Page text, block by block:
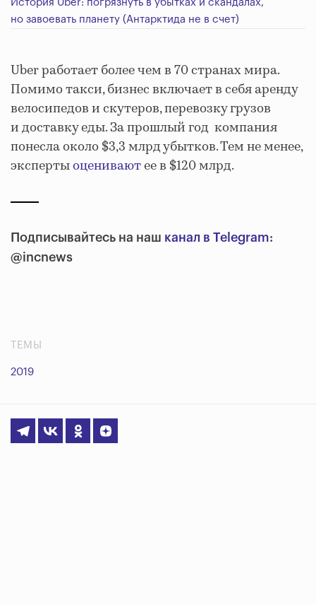
История Uber: погрязнуть в убытках и скандалах,
но завоевать планету (Антарктида не в счет)
Uber работает более чем в 70 странах мира.
Помимо такси, бизнес включает в себя аренду
велосипедов и скутеров, перевозку грузов
и доставку еды. За прошлый год компания
понесла около $3,3 млрд убытков. Тем не менее,
экспертыоцениваютее в $120 млрд.
Подписывайтесь на наш канал в Telegram:
@incnews
ТЕМЫ
2019